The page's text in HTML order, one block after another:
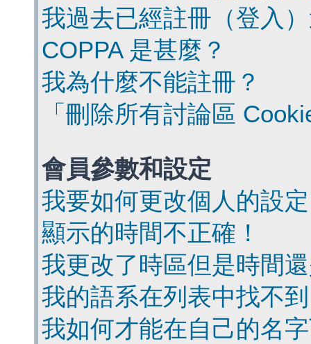
我過去已經註冊（登入
COPPA 是甚麼？
我為什麼不能註冊？
「刪除所有討論區
會員參數和設定
我要如何更改個人的設
顯示的時間不正確！
我更改了時區但是時間
我的語系在列表中找不
我如何才能在自己的名